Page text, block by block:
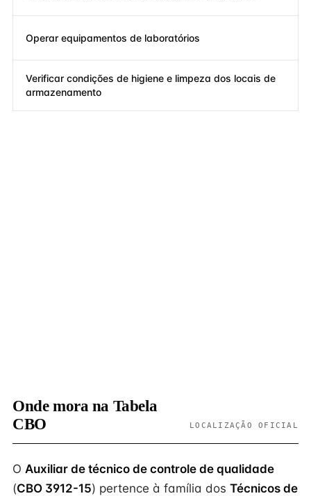
Operar equipamentos de laboratórios
Verificar condições de higiene e limpeza dos locais de
armazenamento
Onde mora na Tabela
CBO
LOCALIZAÇÃO OFICIAL
O Auxiliar de técnico de controle de qualidade
(CBO 3912-15) pertence à família dos Técnicos de